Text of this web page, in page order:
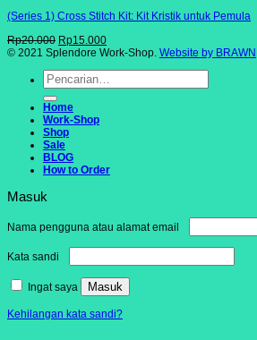
(Series 1) Cross Stitch Kit: Kit Kristik untuk Pemula
Rp20.000 Harga
aslinya
Rp20.000.
Rp15.000Harga
saat
Rp15.000.
© 2021 Splendore Work-Shop. Website by BRAWN
Pencarian
untuk:
Home
Work-Shop
Shop
Sale
BLOG
How to Order
Masuk
Nama pengguna atau alamat email Wajib
Kata sandi
Ingat saya Masuk
Kehilangan kata sandi?